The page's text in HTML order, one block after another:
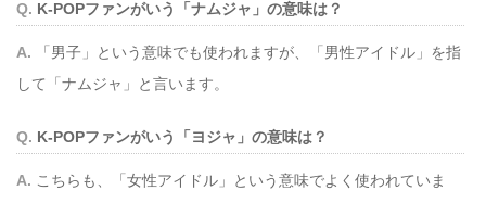
K-POPファンがいう「ナムジャ」の意味は？
「男子」という意味でも使われますが、「男性アイドル」を指
して「ナムジャ」と言います。
K-POPファンがいう「ヨジャ」の意味は？
こちらも、「女性アイドル」という意味でよく使われていま